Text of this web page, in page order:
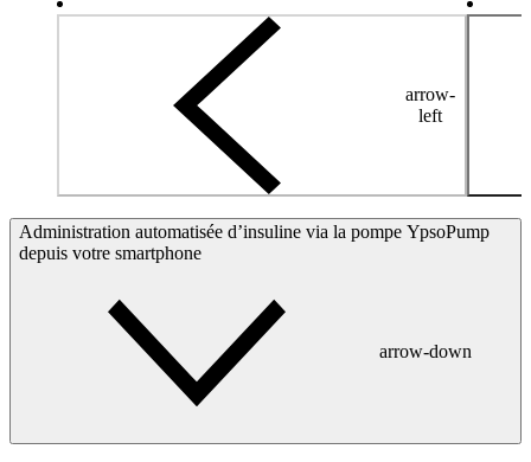
arrow-
left
Administration automatisée d’insuline via la pompe YpsoPump
depuis votre smartphone
arrow-down